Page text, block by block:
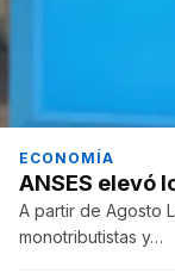
ECONOMÍA
ANSES elevó
A partir de Agosto
monotributistas y…